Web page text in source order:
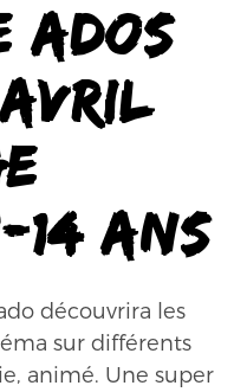
ADOS
14 ans
découvrira les
sur différents
animé. Une super